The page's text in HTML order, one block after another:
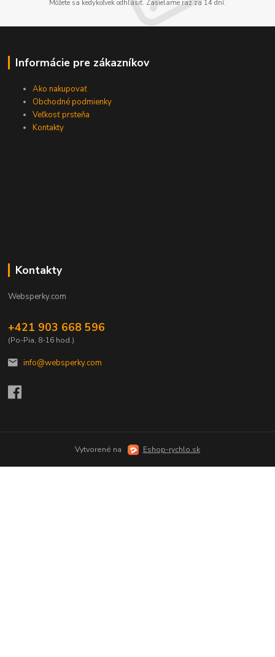
Môžete sa kedykoľvek odhlásiť. Zasielame raz za 14 dní.
Informácie pre zákazníkov
Ako nakupovať
Obchodné podmienky
Veľkosť prsteňa
Kontakty
Kontakty
Websperky.com
+421 903 668 596
(Po-Pia, 8-16 hod.)
info@websperky.com
Vytvorené na Eshop-rychlo.sk